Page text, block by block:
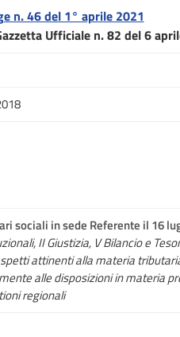
n. 46 del 1° aprile 2021
Ufficiale n. 82 del 6
sociali in sede Referente il 16
II Giustizia, V Bilancio e
attinenti alla materia
alle disposizioni in materia
regionali